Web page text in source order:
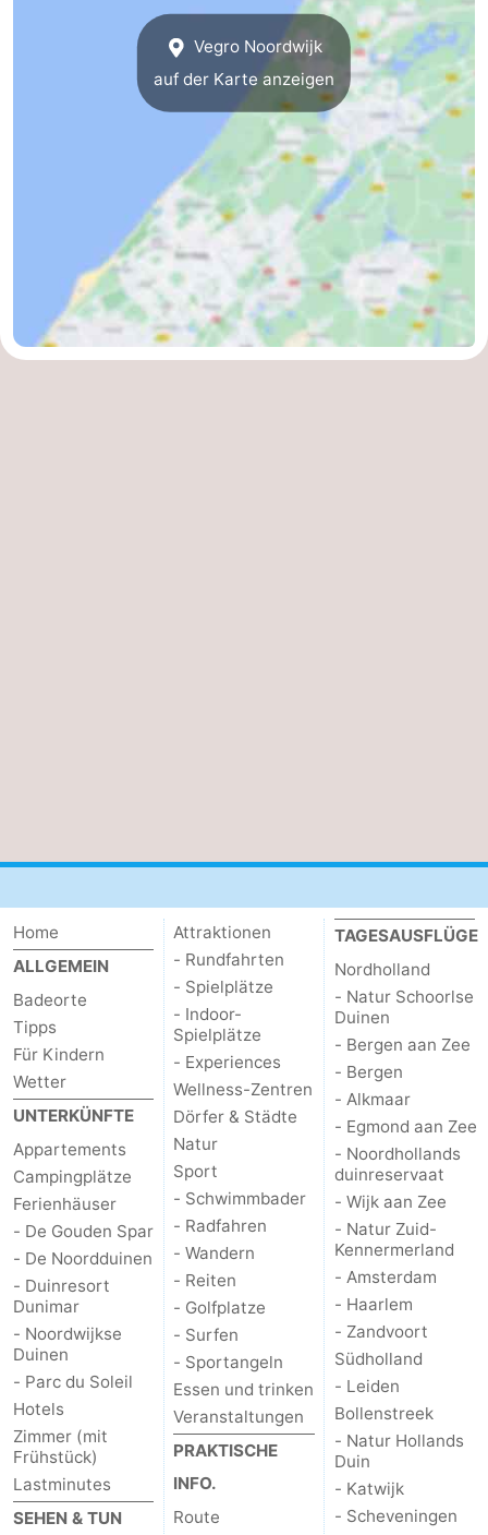
Vegro Noordwijk
auf der Karte anzeigen
Home
ALLGEMEIN
Badeorte
Tipps
Für Kindern
Wetter
UNTERKÜNFTE
Appartements
Campingplätze
Ferienhäuser
- De Gouden Spar
- De Noordduinen
- Duinresort
Dunimar
- Noordwijkse
Duinen
- Parc du Soleil
Hotels
Zimmer (mit
Frühstück)
Lastminutes
SEHEN & TUN
Attraktionen
- Rundfahrten
- Spielplätze
- Indoor-
Spielplätze
- Experiences
Wellness-Zentren
Dörfer & Städte
Natur
Sport
- Schwimmbader
- Radfahren
- Wandern
- Reiten
- Golfplatze
- Surfen
- Sportangeln
Essen und trinken
Veranstaltungen
PRAKTISCHE
INFO.
Route
TAGESAUSFLÜGE
Nordholland
- Natur Schoorlse
Duinen
- Bergen aan Zee
- Bergen
- Alkmaar
- Egmond aan Zee
- Noordhollands
duinreservaat
- Wijk aan Zee
- Natur Zuid-
Kennermerland
- Amsterdam
- Haarlem
- Zandvoort
Südholland
- Leiden
Bollenstreek
- Natur Hollands
Duin
- Katwijk
- Scheveningen